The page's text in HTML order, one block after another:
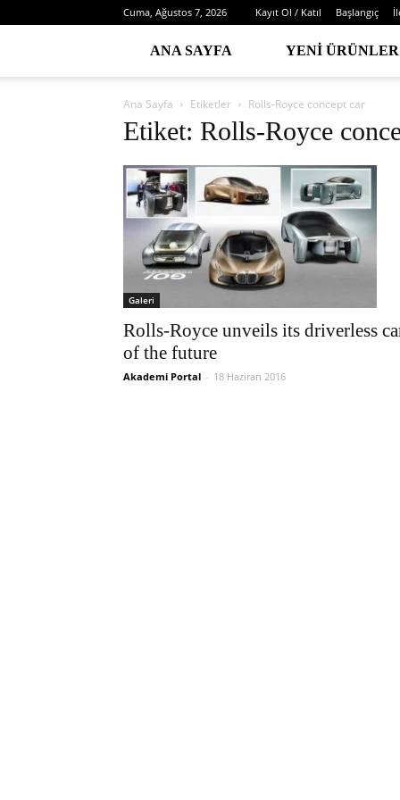
Cuma, Ağustos 7, 2026 Kayıt Ol / Katıl Başlangıç
ANA SAYFA YENI ÜRÜNLER
Ana Sayfa Etiketler Rolls-Royce concept car
Etiket: Rolls-Royce
Galeri
Rolls-Royce unveils its driverless
of the future
Akademi Portal - 18 Haziran 2016